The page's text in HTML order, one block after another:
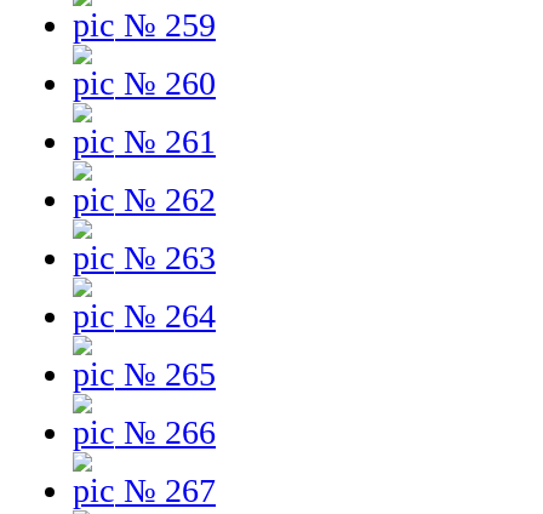
№ 259
№ 260
№ 261
№ 262
№ 263
№ 264
№ 265
№ 266
№ 267